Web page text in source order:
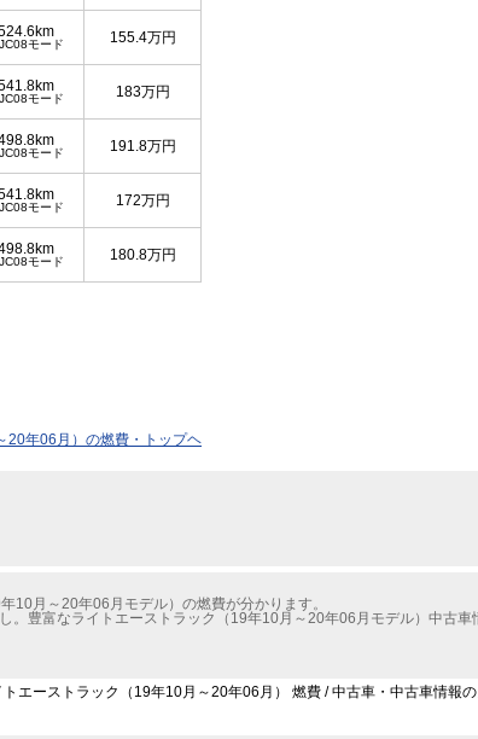
モード 155.4万円
モード 183万円
モード 191.8万円
モード 172万円
モード 180.8万円
20年06月）の燃費・トップヘ
10月～20年06月モデル）の燃費が分かります。
豊富なライトエーストラック（19年10月～20年06月モデル）中古車
トエーストラック（19年10月～20年06月） 燃費 / 中古車・中古車情報